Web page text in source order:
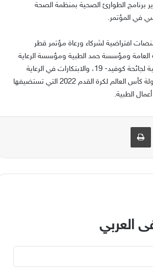
برنامج الطوارئ الصحية بمنظمة الصحة
افتراضية لشركاء ورعاة مؤتمر قطر
العامة ومؤسسة حمد الطبية ومؤسسة الرعاية
الصحية الأولية ركزت على عرض تجربة قطاع الرعاية الصحية فيما يتعلق بالاستجابة لجائحة كوفيد- 19، والابتكارات في الرعاية
الصحية في مختلف أنحاء القطاع الصحي، واستعدادات قطاع الرعاية الصحية لبطولة كأس العالم لكرة القدم 2022 التي تستضيفها
عبر البريد طباعة
العربي